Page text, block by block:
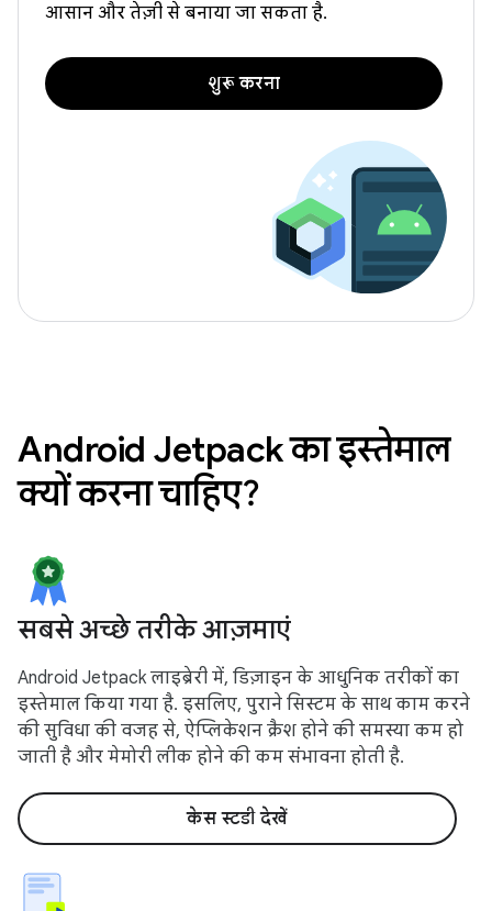
आसान और तेज़ी से बनाया जा सकता है.
शुरू करना
Android Jetpack का इस्तेमाल
क्यों करना चाहिए?
सबसे अच्छे तरीके आज़माएं
Android Jetpack लाइब्रेरी में, डिज़ाइन के आधुनिक तरीकों का
इस्तेमाल किया गया है. इसलिए, पुराने सिस्टम के साथ काम करने
की सुविधा की वजह से, ऐप्लिकेशन क्रैश होने की समस्या कम हो
जाती है और मेमोरी लीक होने की कम संभावना होती है.
केस स्टडी देखें